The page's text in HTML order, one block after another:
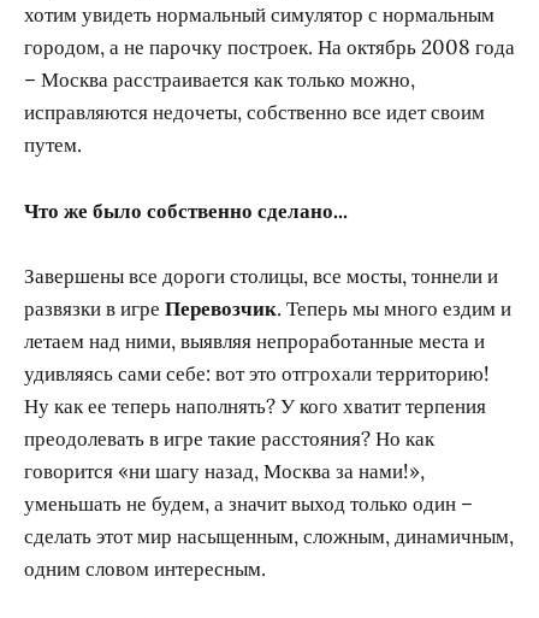
хотим увидеть нормальный симулятор с нормальным
городом, а не парочку построек. На октябрь 2008 года
– Москва расстраивается как только можно,
исправляются недочеты, собственно все идет своим
путем.
Что же было собственно сделано...
Завершены все дороги столицы, все мосты, тоннели и
развязки в игре Перевозчик. Теперь мы много ездим и
летаем над ними, выявляя непроработанные места и
удивляясь сами себе: вот это отгрохали территорию!
Ну как ее теперь наполнять? У кого хватит терпения
преодолевать в игре такие расстояния? Но как
говорится «ни шагу назад, Москва за нами!»,
уменьшать не будем, а значит выход только один –
сделать этот мир насыщенным, сложным, динамичным,
одним словом интересным.